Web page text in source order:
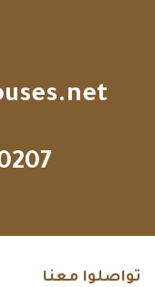
تواصلوا معنا